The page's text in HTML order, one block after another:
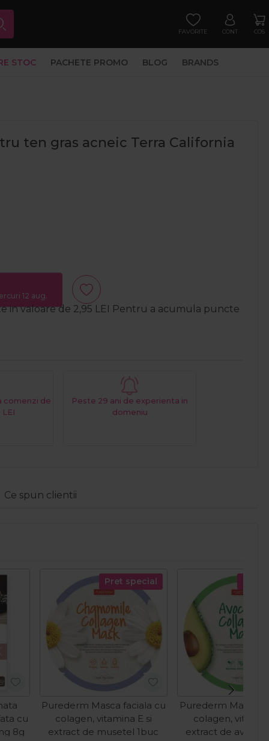
FAVORITE CONT COS
STOC PACHETE PROMO BLOG BRANDS
ten gras acneic Terra California
12 aug.
in valoare de 2,95 LEI Pentru a acumula puncte
comenzi de
Peste 29 ani de experienta in
domeniu
Ce spun clientii
cu
8g
Pret special
Purederm Masca faciala cu
colagen, vitamina E si
extract de musetel 1buc
Purederm Masca
colagen,
extract de